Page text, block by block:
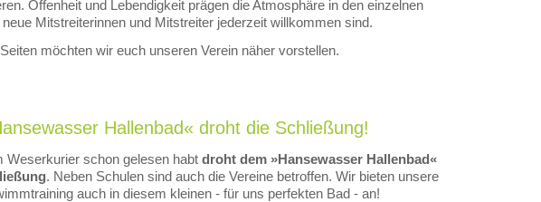
Offenheit und Lebendigkeit prägen die Atmosphäre in den einzelnen
Mitstreiterinnen und Mitstreiter jederzeit willkommen sind.
möchten wir euch unseren Verein näher vorstellen.
Hallenbad« droht die Schließung!
Weserkurier schon gelesen habt droht dem »Hansewasser Hallenbad«
. Neben Schulen sind auch die Vereine betroffen. Wir bieten unsere
auch in diesem kleinen - für uns perfekten Bad - an!